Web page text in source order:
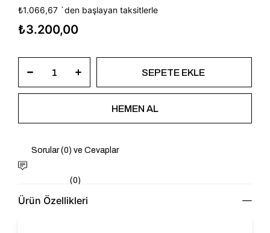
₺1.066,67 `den başlayan taksitlerle
₺3.200,00
Sorular (0) ve Cevaplar
(0)
Ürün Özellikleri